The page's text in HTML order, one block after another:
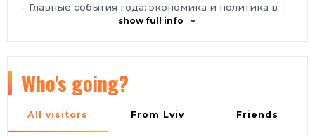
- Главные события года: экономика и политика в
контексте безопасности
на развитие компании
- Нетворкинг с первыми лицами отрасли
банкет Ring Premier Hotel, Ярославль - в 5 минутах
show full info
Who's going?
All visitors From Lviv Friends